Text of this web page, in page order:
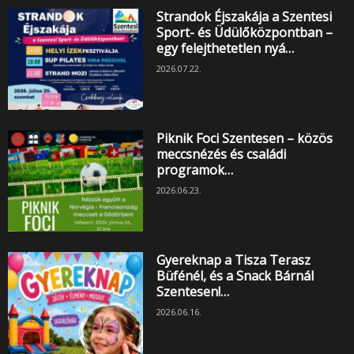
Strandok Éjszakája a Szentesi
Sport- és Üdülőközpontban –
egy felejthetetlen nyá…
2026.07.22.
Piknik Foci Szentesen – közös
meccsnézés és családi
programok…
2026.06.23.
Gyereknap a Tisza Terasz
Büfénél, és a Snack Bárnál
Szentesen!…
2026.06.16.